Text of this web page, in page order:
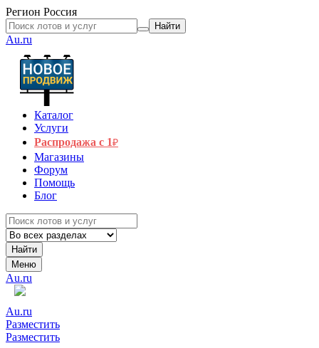
Регион Россия
Найти
Au.ru
Каталог
Услуги
Распродажа с 1₽
Магазины
Форум
Помощь
Блог
Найти
Меню
Au.ru
Au.ru
Разместить
Разместить